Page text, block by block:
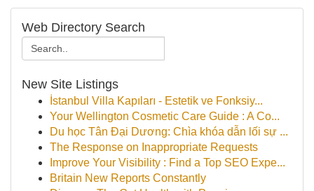
Web Directory Search
New Site Listings
İstanbul Villa Kapıları - Estetik ve Fonksiy...
Your Wellington Cosmetic Care Guide : A Co...
Du học Tân Đại Dương: Chìa khóa dẫn lối sự ...
The Response on Inappropriate Requests
Improve Your Visibility : Find a Top SEO Expe...
Britain New Reports Constantly